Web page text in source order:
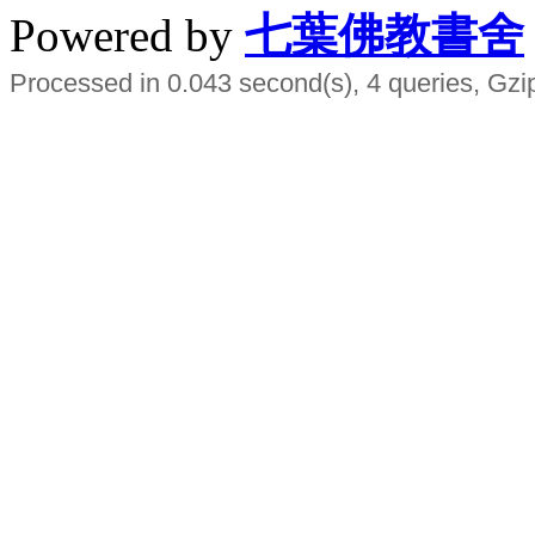
Powered by 七葉佛教書舍
Processed in 0.043 second(s), 4 queries,